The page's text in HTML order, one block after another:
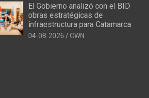
El Gobierno analizó con el BID
obras estratégicas de
infraestructura para Catamarca
04-08-2026 CWN